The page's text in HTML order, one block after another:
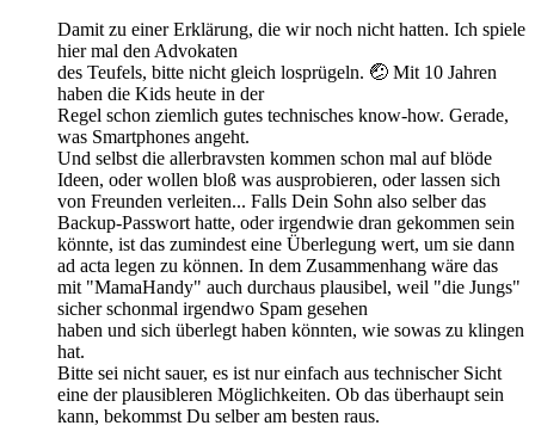
Damit zu einer Erklärung, die wir noch nicht hatten. Ich spiele
hier mal den Advokaten
des Teufels, bitte nicht gleich losprügeln. 🤕 Mit 10 Jahren
haben die Kids heute in der
Regel schon ziemlich gutes technisches know-how. Gerade,
was Smartphones angeht.
Und selbst die allerbravsten kommen schon mal auf blöde
Ideen, oder wollen bloß was ausprobieren, oder lassen sich
von Freunden verleiten... Falls Dein Sohn also selber das
Backup-Passwort hatte, oder irgendwie dran gekommen sein
könnte, ist das zumindest eine Überlegung wert, um sie dann
ad acta legen zu können. In dem Zusammenhang wäre das
mit "MamaHandy" auch durchaus plausibel, weil "die Jungs"
sicher schonmal irgendwo Spam gesehen
haben und sich überlegt haben könnten, wie sowas zu klingen
hat.
Bitte sei nicht sauer, es ist nur einfach aus technischer Sicht
eine der plausibleren Möglichkeiten. Ob das überhaupt sein
kann, bekommst Du selber am besten raus.